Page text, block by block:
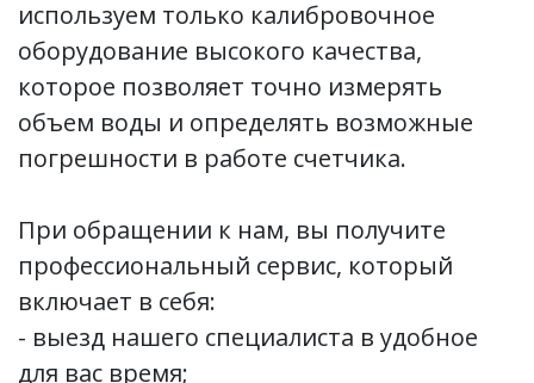
используем только калибровочное
оборудование высокого качества,
которое позволяет точно измерять
объем воды и определять возможные
погрешности в работе счетчика.
При обращении к нам, вы получите
профессиональный сервис, который
включает в себя:
- выезд нашего специалиста в удобное
для вас время;